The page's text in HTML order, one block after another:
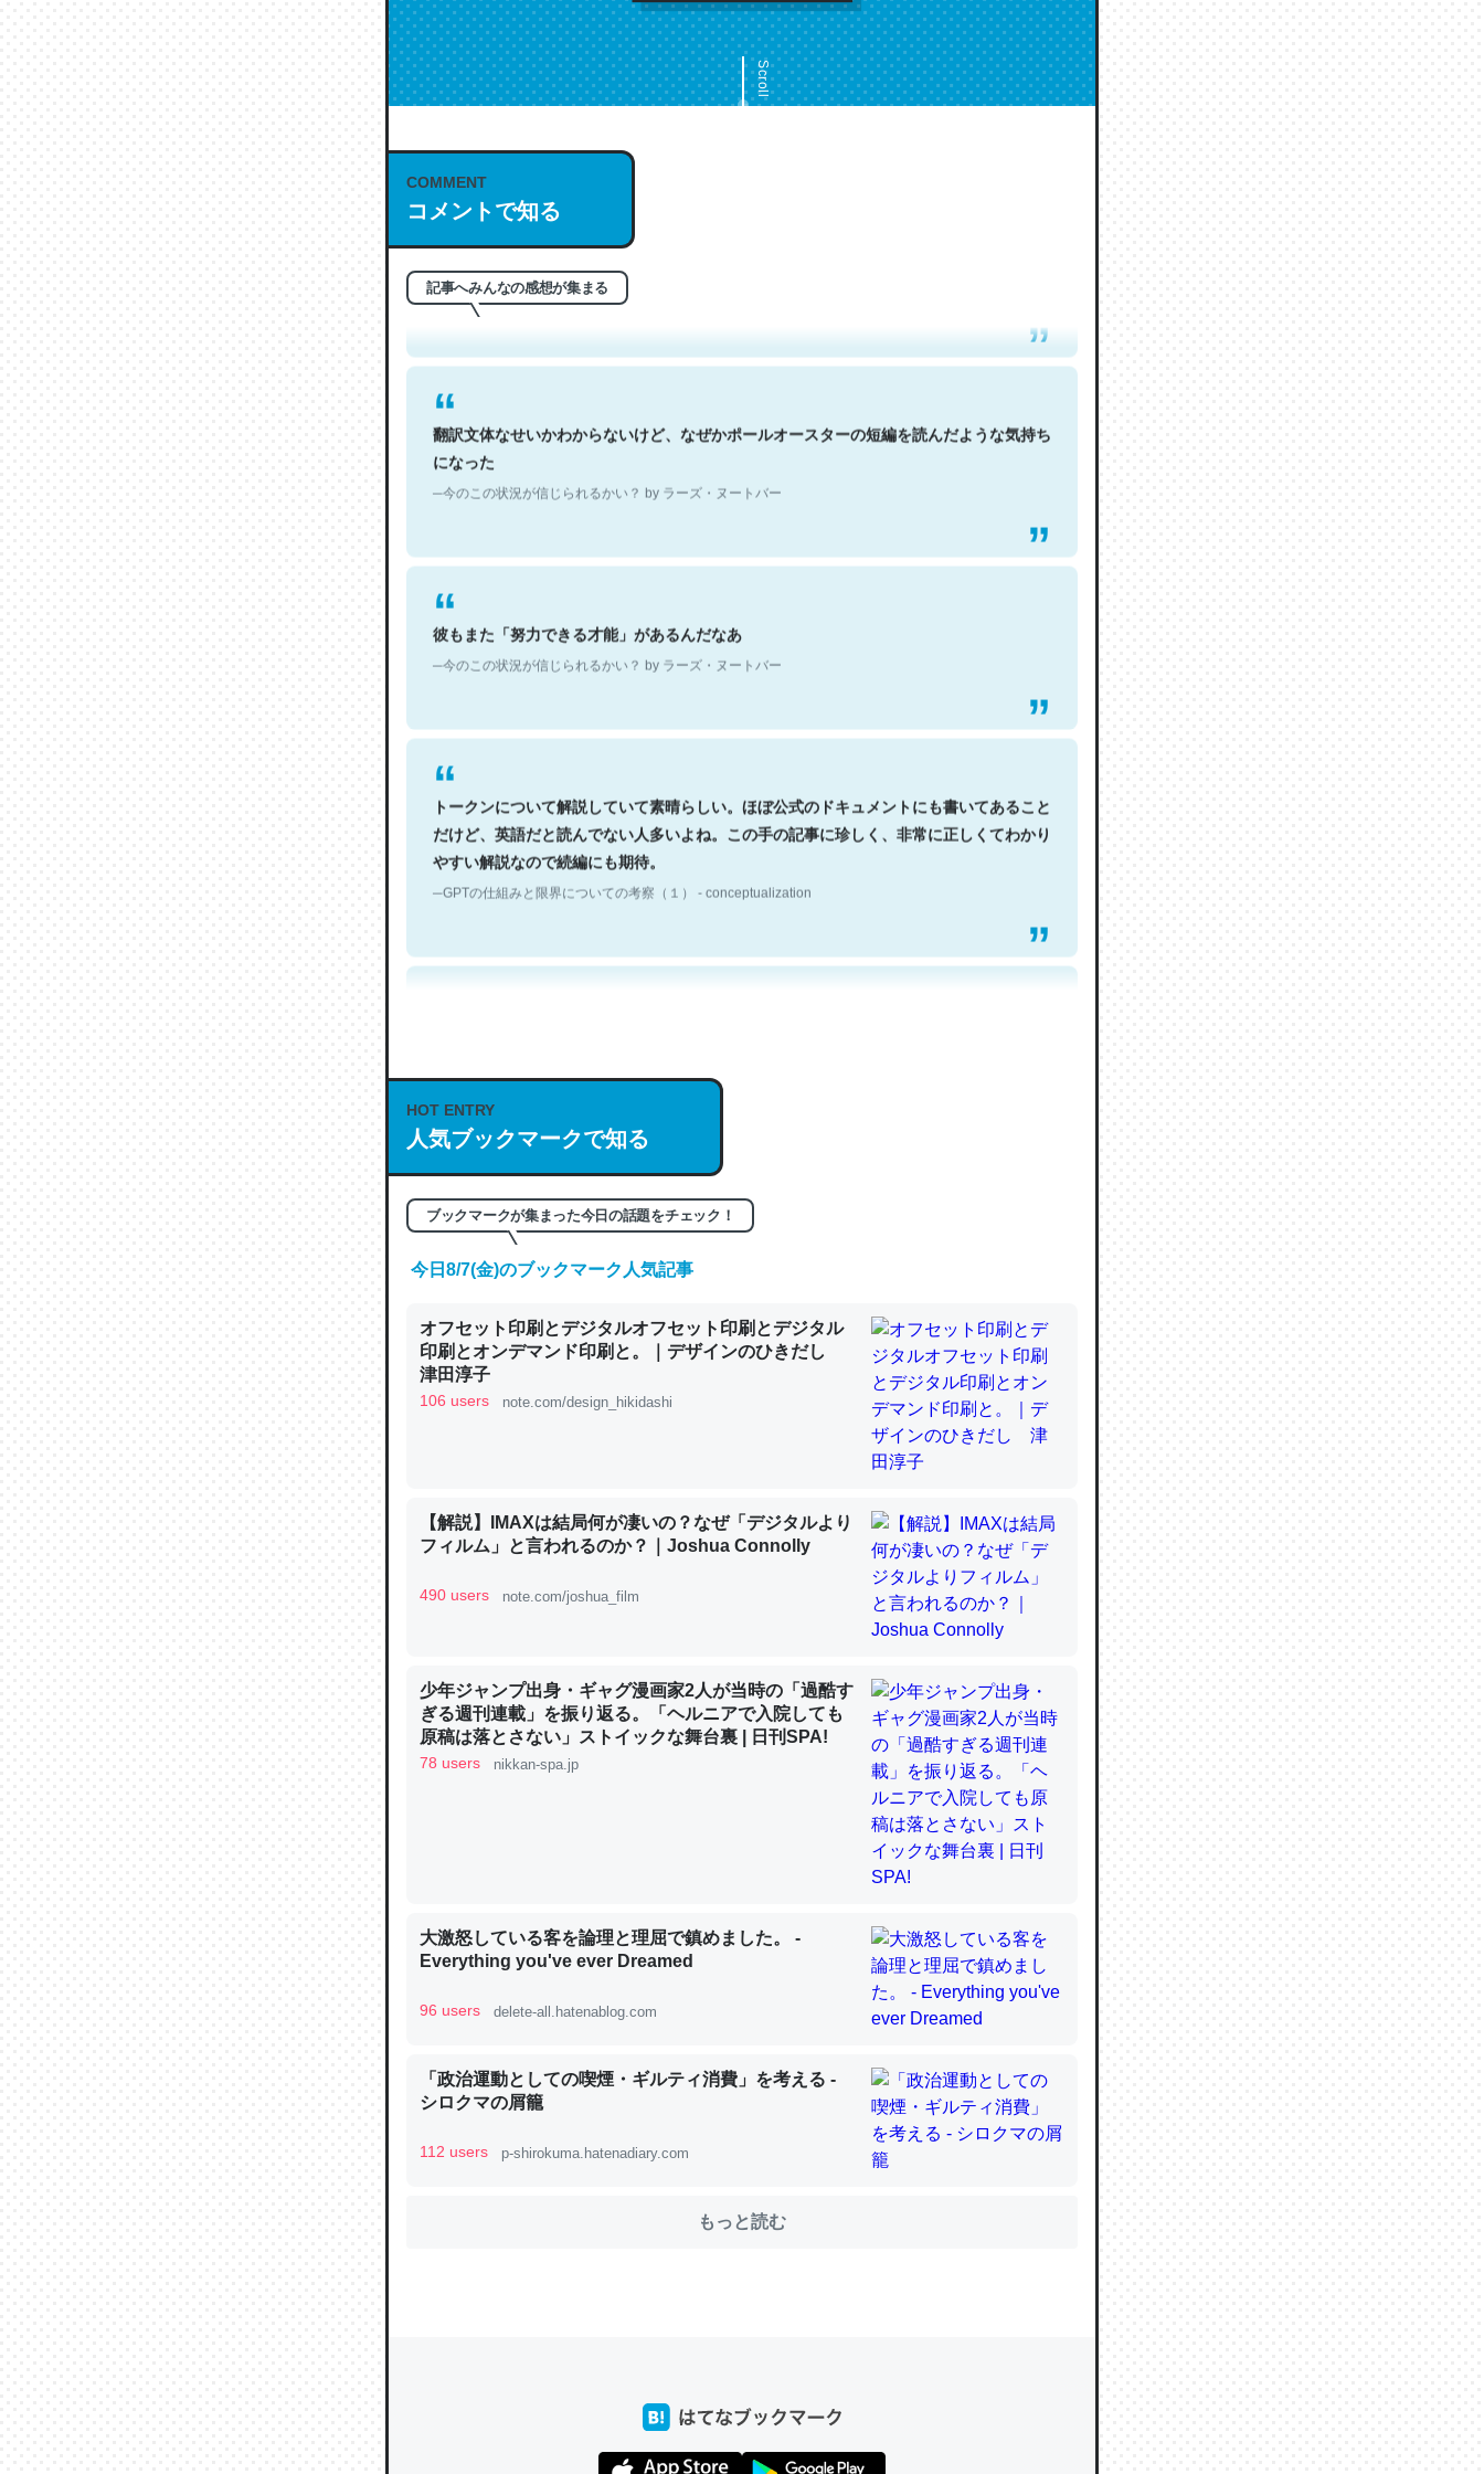
Scroll
COMMENT
コメントで知る
記事へみんなの感想が集まる
これは名文。彼はとてもクレバーなんだろうなと凄く思う。英語少しでも読める人は原文
もお勧め。自分はこの流れ好き。Let’s Fucking Go. Then Covid hit. Shit.
─今のこの状況が信じられるかい？ by ラーズ・ヌートバー
翻訳文体なせいかわからないけど、なぜかポールオースターの短編を読んだような気持ち
になった
─今のこの状況が信じられるかい？ by ラーズ・ヌートバー
彼もまた「努力できる才能」があるんだなあ
─今のこの状況が信じられるかい？ by ラーズ・ヌートバー
トークンについて解説していて素晴らしい。ほぼ公式のドキュメントにも書いてあること
だけど、英語だと読んでない人多いよね。この手の記事に珍しく、非常に正しくてわかり
やすい解説なので続編にも期待。
─GPTの仕組みと限界についての考察（１） - conceptualization
これは良記事。32768トークンだと英語小説100ページ分くらい。小説でいう「ずっと前
の伏線」は回収されないけど、短期記憶というには多い分量。進化すればするほど分かり
やすく強くなりそう
昆虫ってカルシウム少ないのか。知らんかった。調べたらコオロギのカルシウム分はエビ
論文では「淡水はカルシウムも酸素も不足してて両方に不利だから両方が拮抗してるので
チンを強化してる筈だが、酵素が違うのか？
─ニュース :: 【研究発表】昆虫学の大問題＝「昆虫はなぜ海にいないのか」に関する新仮説
これを元に考えるとカルシウムを大量に使う脊椎動物と貝類は苦労してるんだな…。腹足
─ニュース :: 【研究発表】昆虫学の大問題＝「昆虫はなぜ海にいないのか」に関する新仮説
ウチもEchoを実家に置いて４年。でたまに覗いてる。ぼちぼちRingも置こうかと画策
中。あと、Googleマップで位置情報を共有してる。電池残量や充電中かが分かるのでこ
─たまにLINEするくらいだった遠方の父67歳と僕。ITツール導入でコミュニケーションが劇的に変化し
た｜tayorini by LIFULL介護
HOT ENTRY
人気ブックマークで知る
ブックマークが集まった今日の話題をチェック！
今日8/7(金)のブックマーク人気記事
オフセット印刷とデジタルオフセット印刷とデジタル
印刷とオンデマンド印刷と。｜デザインのひきだし
津田淳子
106 users note.com/design_hikidashi
【解説】IMAXは結局何が凄いの？なぜ「デジタルより
フィルム」と言われるのか？｜Joshua Connolly
490 users note.com/joshua_film
少年ジャンプ出身・ギャグ漫画家2人が当時の「過酷す
ぎる週刊連載」を振り返る。「ヘルニアで入院しても
原稿は落とさない」ストイックな舞台裏 | 日刊SPA!
78 users nikkan-spa.jp
大激怒している客を論理と理屈で鎮めました。 -
Everything you've ever Dreamed
96 users delete-all.hatenablog.com
「政治運動としての喫煙・ギルティ消費」を考える -
シロクマの屑籠
112 users p-shirokuma.hatenadiary.com
もっと読む